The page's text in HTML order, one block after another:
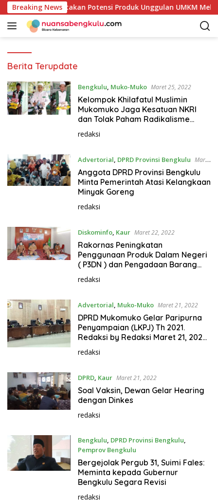
a
Breaking News
Kaur Mulai Petakan Potensi Produk Unggulan UMKM
Berita Terupdate
Bengkulu, Muko-Muko Maret 25, 2022
Kelompok Khilafatul Muslimin
Mukomuko Jaga Kesatuan NKRI
dan Tolak Paham Radikalisme
serta Terorisme
redaksi
Advertorial, DPRD Provinsi Bengkulu Maret
23, 2022
Anggota DPRD Provinsi Bengkulu
Minta Pemerintah Atasi Kelangkaan
Minyak Goreng
redaksi
Diskominfo, Kaur Maret 22, 2022
Rakornas Peningkatan
Penggunaan Produk Dalam Negeri
( P3DN ) dan Pengadaan Barang
Jasa
redaksi
Advertorial, Muko-Muko Maret 21, 2022
DPRD Mukomuko Gelar Paripurna
Penyampaian (LKPJ) Th 2021.
Redaksi by Redaksi Maret 21, 2022
DPRD Mukomuko Gelar Paripurna
Penyampaian (LKPJ) Th 2021
redaksi
DPRD, Kaur Maret 21, 2022
Soal Vaksin, Dewan Gelar Hearing
dengan Dinkes
redaksi
Bengkulu, DPRD Provinsi Bengkulu,
Pemprov Bengkulu
Maret 21, 2022
Bergejolak Pergub 31, Suimi Fales:
Meminta kepada Gubernur
Bengkulu Segara Revisi
redaksi